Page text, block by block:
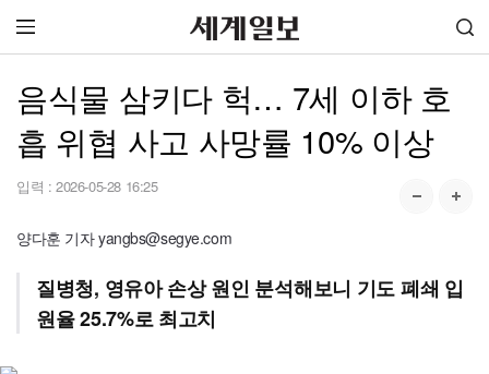
음식물 삼키다 헉… 7세 이하 호
흡 위협 사고 사망률 10% 이상
입력 : 2026-05-28 16:25
양다훈 기자 yangbs@segye.com
질병청, 영유아 손상 원인 분석해보니 기도 폐쇄 입
원율 25.7%로 최고치